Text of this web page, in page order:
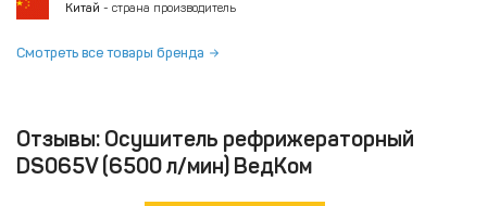
Китай - страна производитель
Смотреть все товары бренда
Отзывы: Осушитель рефрижераторный
DS065V (6500 л/мин) ВедКом